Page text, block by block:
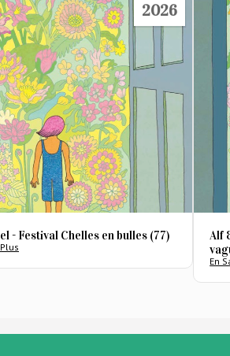
2026
- Festival Chelles en bulles (77)
Alf
En